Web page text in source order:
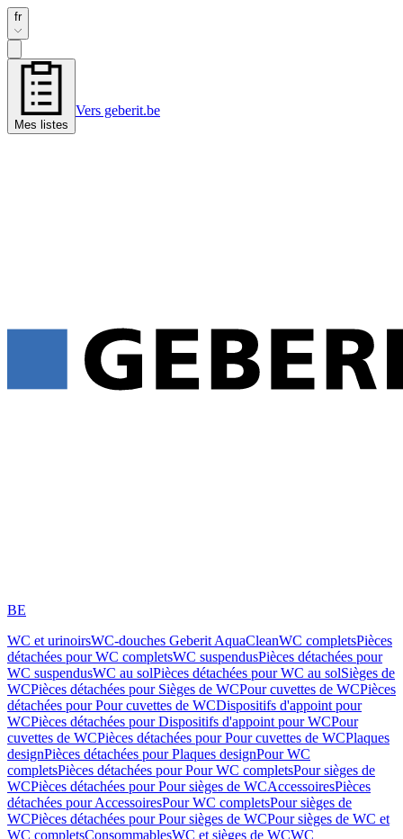
fr
Mes listes
Vers geberit.be
BE
WC et urinoirsWC-douches Geberit AquaCleanWC completsPièces
détachées pour WC completsWC suspendusPièces détachées pour
WC suspendusWC au solPièces détachées pour WC au solSièges de
WCPièces détachées pour Sièges de WCPour cuvettes de WCPièces
détachées pour Pour cuvettes de WCDispositifs d'appoint pour
WCPièces détachées pour Dispositifs d'appoint pour WCPour
cuvettes de WCPièces détachées pour Pour cuvettes de WCPlaques
designPièces détachées pour Plaques designPour WC
completsPièces détachées pour Pour WC completsPour sièges de
WCPièces détachées pour Pour sièges de WCAccessoiresPièces
détachées pour AccessoiresPour WC completsPour sièges de
WCPièces détachées pour Pour sièges de WCPour sièges de WC et
WC completsConsommablesWC et sièges de WCWC